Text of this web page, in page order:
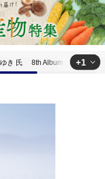
ゆき 氏 8th Album「 Letters~
+1